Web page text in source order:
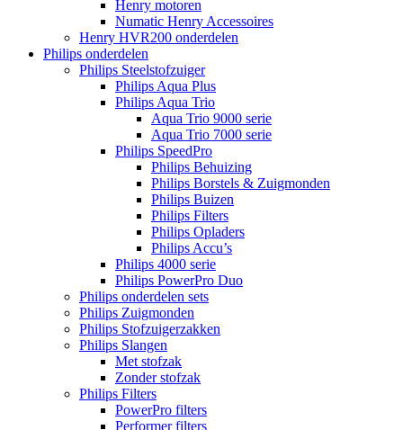
Henry motoren
Numatic Henry Accessoires
Henry HVR200 onderdelen
Philips onderdelen
Philips Steelstofzuiger
Philips Aqua Plus
Philips Aqua Trio
Aqua Trio 9000 serie
Aqua Trio 7000 serie
Philips SpeedPro
Philips Behuizing
Philips Borstels & Zuigmonden
Philips Buizen
Philips Filters
Philips Opladers
Philips Accu’s
Philips 4000 serie
Philips PowerPro Duo
Philips onderdelen sets
Philips Zuigmonden
Philips Stofzuigerzakken
Philips Slangen
Met stofzak
Zonder stofzak
Philips Filters
PowerPro filters
Performer filters